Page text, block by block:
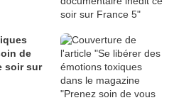
de
soir sur